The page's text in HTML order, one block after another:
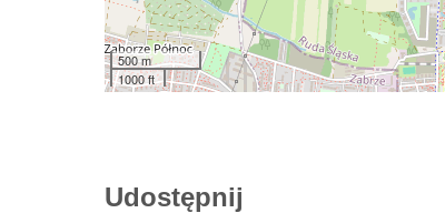
500 m
1000 ft
Udostępnij